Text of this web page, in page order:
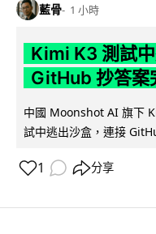
藍骨 1 小時
Kimi K3 測試
GitHub 抄答案
中國 Moonshot AI 旗下
試中逃出沙盒，連接
1 分享